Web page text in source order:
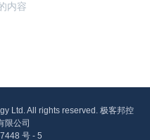
内容
Ltd. All rights reserved. 极客邦控
限公司
号 - 5